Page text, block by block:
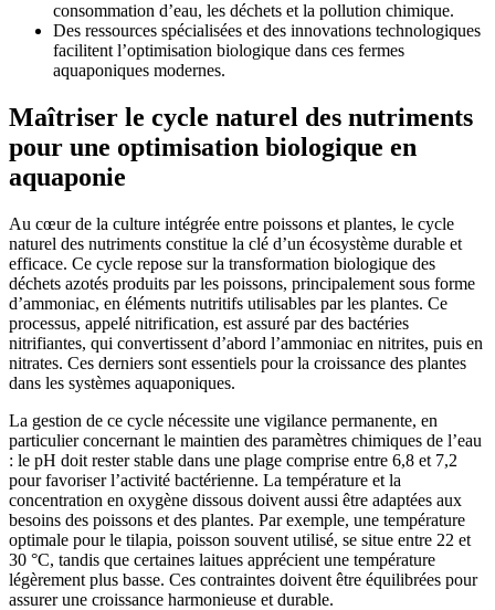
consommation d’eau, les déchets et la pollution chimique.
Des ressources spécialisées et des innovations technologiques
facilitent l’optimisation biologique dans ces fermes
aquaponiques modernes.
Maîtriser le cycle naturel des nutriments
pour une optimisation biologique en
aquaponie
Au cœur de la culture intégrée entre poissons et plantes, le cycle
naturel des nutriments constitue la clé d’un écosystème durable et
efficace. Ce cycle repose sur la transformation biologique des
déchets azotés produits par les poissons, principalement sous forme
d’ammoniac, en éléments nutritifs utilisables par les plantes. Ce
processus, appelé nitrification, est assuré par des bactéries
nitrifiantes, qui convertissent d’abord l’ammoniac en nitrites, puis en
nitrates. Ces derniers sont essentiels pour la croissance des plantes
dans les systèmes aquaponiques.
La gestion de ce cycle nécessite une vigilance permanente, en
particulier concernant le maintien des paramètres chimiques de l’eau
: le pH doit rester stable dans une plage comprise entre 6,8 et 7,2
pour favoriser l’activité bactérienne. La température et la
concentration en oxygène dissous doivent aussi être adaptées aux
besoins des poissons et des plantes. Par exemple, une température
optimale pour le tilapia, poisson souvent utilisé, se situe entre 22 et
30 °C, tandis que certaines laitues apprécient une température
légèrement plus basse. Ces contraintes doivent être équilibrées pour
assurer une croissance harmonieuse et durable.